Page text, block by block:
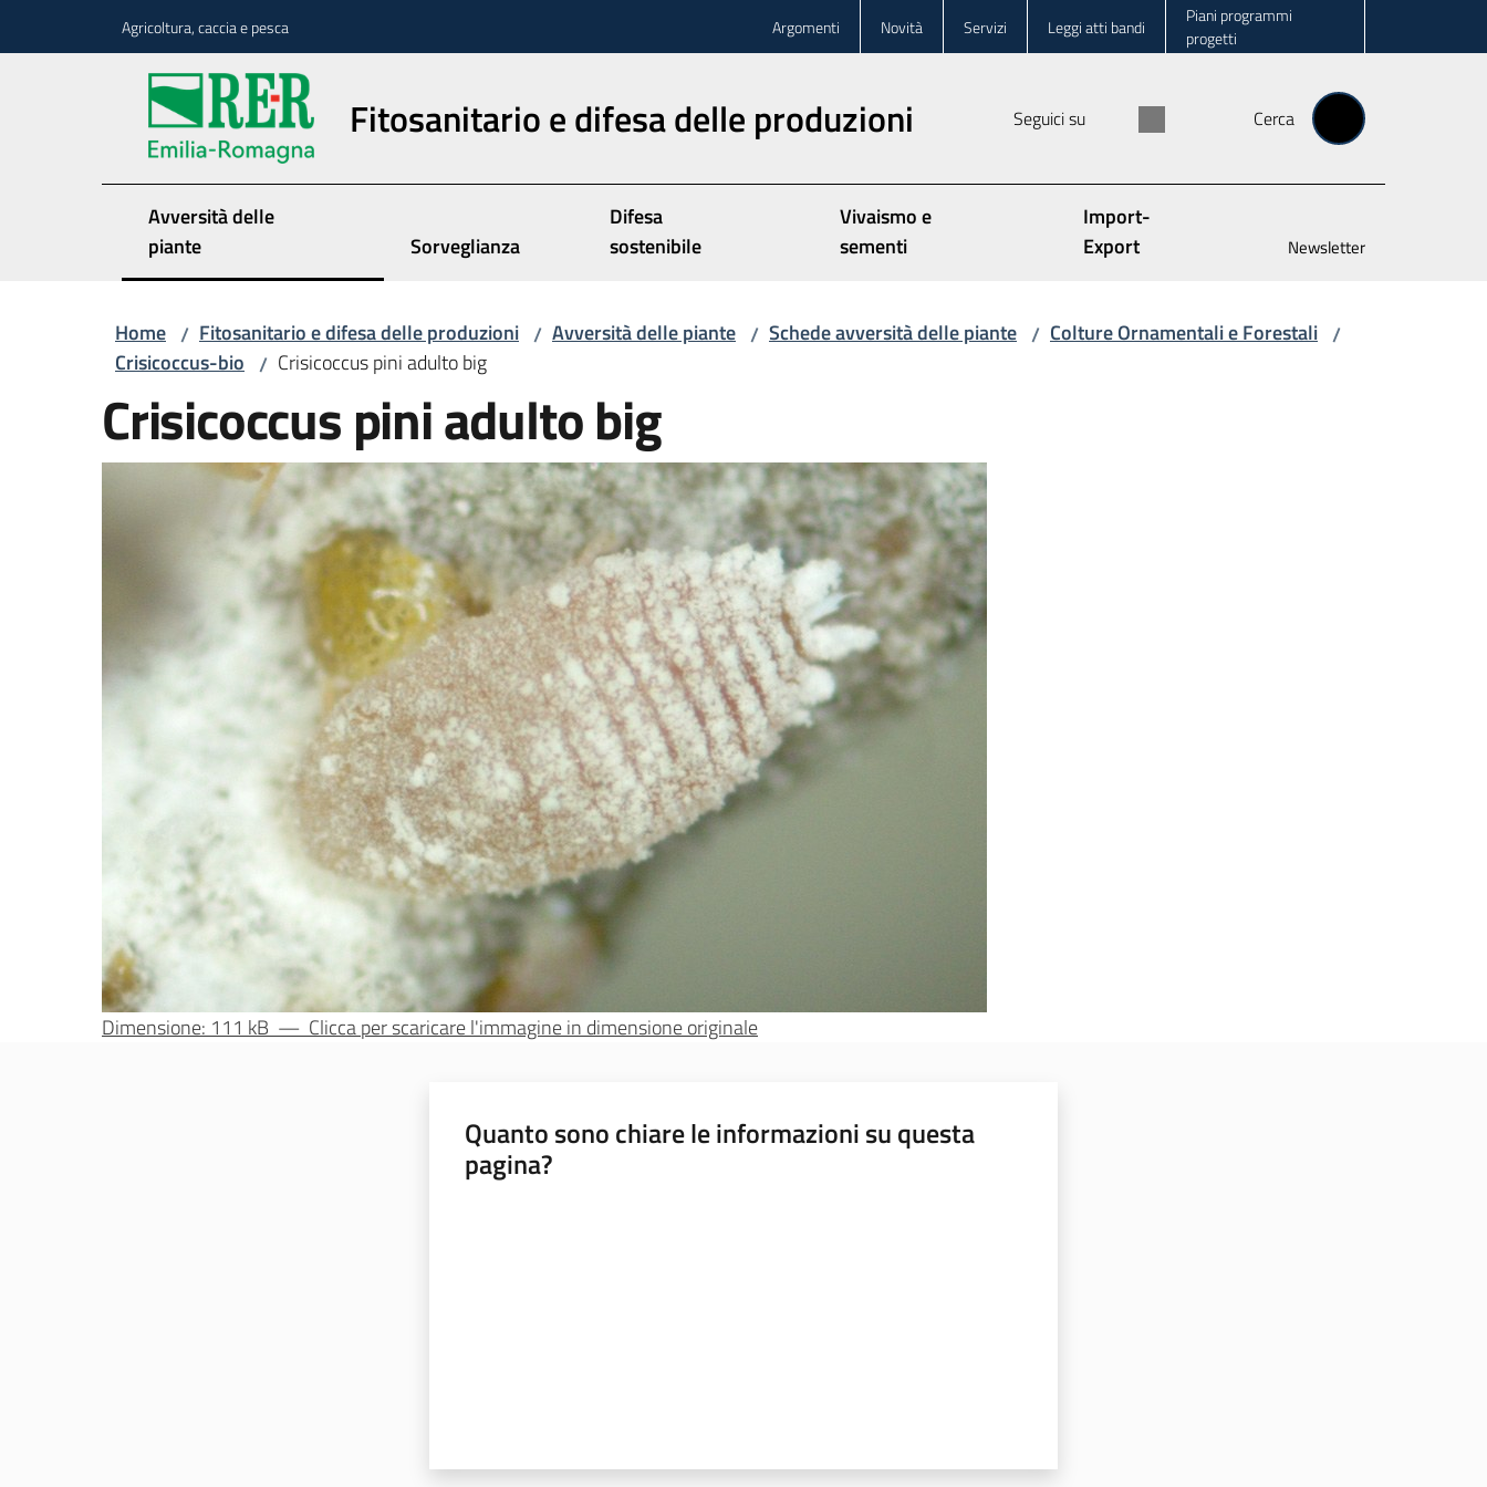
Agricoltura, caccia e pesca Argomenti Novità Servizi Leggi atti bandi
Piani programmi
progetti
Fitosanitario e difesa delle produzioni Seguici su Cerca
Avversità delle
piante
Sorveglianza
Difesa
sostenibile
Vivaismo e
sementi
Import-
Export
Newsletter
Home / Fitosanitario e difesa delle produzioni / Avversità delle piante / Schede avversità delle piante / Colture Ornamentali e Forestali /
Crisicoccus-bio / Crisicoccus pini adulto big
Crisicoccus pini adulto big
Dimensione: 111 kB — Clicca per scaricare l'immagine in dimensione originale
Quanto sono chiare le informazioni su questa
pagina?